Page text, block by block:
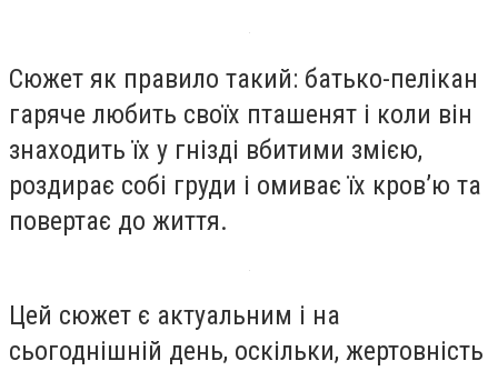
Сюжет як правило такий: батько-пелікан
гаряче любить своїх пташенят і коли він
знаходить їх у гнізді вбитими змією,
роздирає собі груди і омиває їх кров’ю та
повертає до життя.
Цей сюжет є актуальним і на
сьогоднішній день, оскільки, жертовність